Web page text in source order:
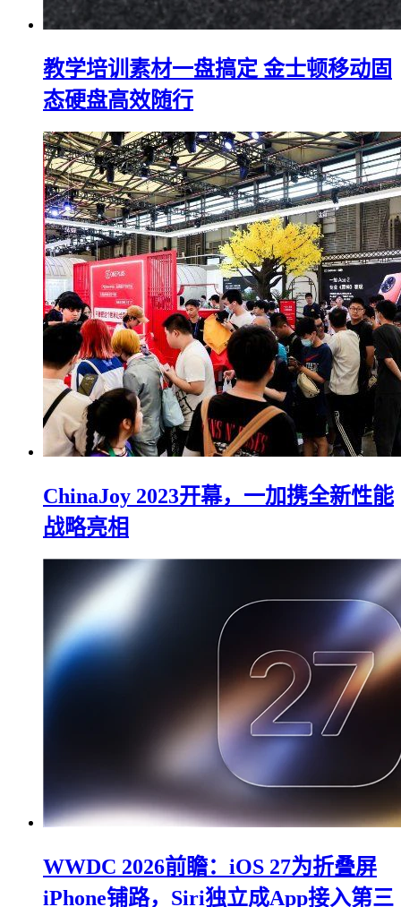
教学培训素材一盘搞定 金士顿移动固
态硬盘高效随行
ChinaJoy 2023开幕，一加携全新性能
战略亮相
WWDC 2026前瞻：iOS 27为折叠屏
iPhone铺路，Siri独立成App接入第三